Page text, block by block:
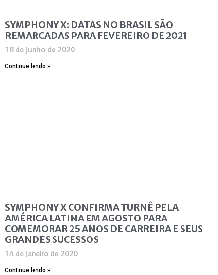
SYMPHONY X: DATAS NO BRASIL SÃO
REMARCADAS PARA FEVEREIRO DE 2021
18 de junho de 2020
Continue lendo »
SYMPHONY X CONFIRMA TURNÊ PELA
AMÉRICA LATINA EM AGOSTO PARA
COMEMORAR 25 ANOS DE CARREIRA E SEUS
GRANDES SUCESSOS
14 de janeiro de 2020
Continue lendo »